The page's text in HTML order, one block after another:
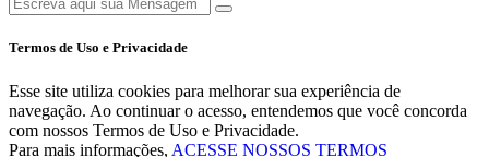
Termos de Uso e Privacidade
Esse site utiliza cookies para melhorar sua experiência de
navegação. Ao continuar o acesso, entendemos que você concorda
com nossos Termos de Uso e Privacidade.
Para mais informações, ACESSE NOSSOS TERMOS